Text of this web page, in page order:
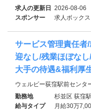
求人の更新日 2026-08-06
スポンサー
求人ボックス
サービス管理責任者
迎なし/残業ほぼな
大手の待遇&福利厚
ウェルビー荻窪駅前センタ
勤務地
杉並区 荻窪駅
給与タイプ
月給30万